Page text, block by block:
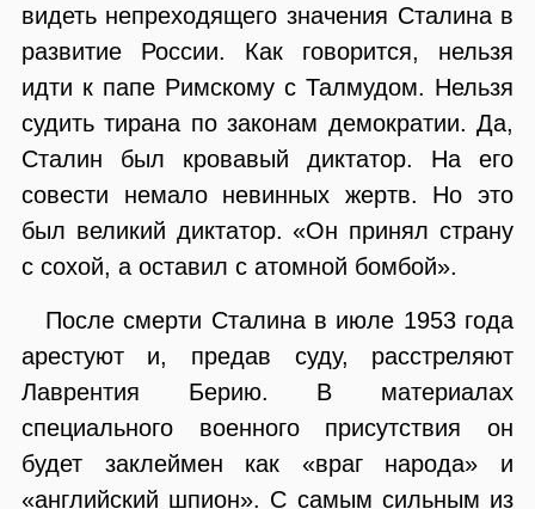
видеть непреходящего значения Сталина в
развитие России. Как говорится, нельзя
идти к папе Римскому с Талмудом. Нельзя
судить тирана по законам демократии. Да,
Сталин был кровавый диктатор. На его
совести немало невинных жертв. Но это
был великий диктатор. «Он принял страну
с сохой, а оставил с атомной бомбой».
После смерти Сталина в июле 1953 года
арестуют и, предав суду, расстреляют
Лаврентия Берию. В материалах
специального военного присутствия он
будет заклеймен как «враг народа» и
«английский шпион». С самым сильным из